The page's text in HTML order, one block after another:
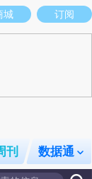
观点和立场。推荐点
城 订阅
刊 数据通